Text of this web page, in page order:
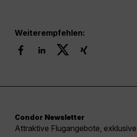
Weiterempfehlen:
Condor Newsletter
Attraktive Flugangebote,